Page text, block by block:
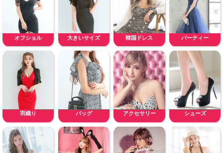
オフショル 大きいサイズ 韓国ドレス パーティー
羽織り バッグ アクセサリー シューズ